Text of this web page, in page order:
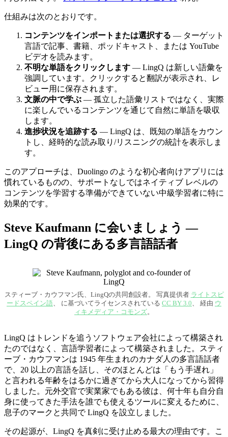
仕組みは次のとおりです。
コンテンツをインポートまたは選択する — ターゲット
言語で記事、書籍、ポッドキャスト、または YouTube
ビデオを読みます。
不明な単語をクリックします — LingQ は新しい語彙を
強調しています。クリックすると翻訳が表示され、レ
ビュー用に保存されます。
文脈の中で学ぶ — 孤立した語彙リストではなく、実際
に楽しんでいるコンテンツを通じて自然に単語を吸収
します。
進捗状況を追跡する — LingQ は、既知の単語をカウン
トし、経時的な読み取り/リスニングの統計を表示しま
す。
このアプローチは、Duolingo のような初心者向けアプリには
慣れているものの、サポートなしではネイティブ レベルの
コンテンツを学習する準備ができていない中級学習者に特に
効果的です。
Steve Kaufmann に会いましょう —
LingQ の背後にある多言語話者
スティーブ・カウフマン氏、LingQの共同創設者。 写真提供者 ライトスピ
ードスペイン語、 に基づいてライセンスされている CC BY 3.0、 経由 ウ
ィキメディア・コモンズ。
LingQ はトレンドを追うソフトウェア会社によって構築され
たのではなく、言語学習者によって構築されました。スティ
ーブ・カウフマンは 1945 年生まれのカナダ人の多言語話者
で、20 以上の言語を話し、そのほとんどは「もう手遅れ」
と言われる年齢をはるかに過ぎてから大人になってから習得
しました。元外交官で実業家でもある彼は、何十年も自分自
身に使ってきた手法を誰でも使えるツールに変えるために、
息子のマークと共同で LingQ を設立しました。
その起源が、LingQ を真剣に受け止める最大の理由です。こ